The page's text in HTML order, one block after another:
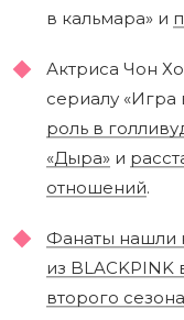
в кальмара» и
Актриса Чон
сериалу «Игра
роль в
«Дыра» и
отношений.
Фанаты нашли
из
второго